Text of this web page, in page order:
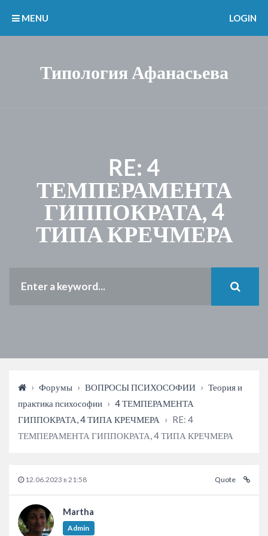
Типология Афанасьева
MENU LOGIN
RE: 4
ТЕМПЕРАМЕНТА
ГИППОКРАТА, 4
ТИПА КРЕЧМЕРА
› Форумы › ВОПРОСЫ ПСИХОСОФИИ › Теория и
практика психософии › 4 ТЕМПЕРАМЕНТА
ГИППОКРАТА, 4 ТИПА КРЕЧМЕРА
› RE: 4
ТЕМПЕРАМЕНТА ГИППОКРАТА, 4 ТИПА КРЕЧМЕРА
12.06.2023 в 21:58 Quote
Martha
Admin